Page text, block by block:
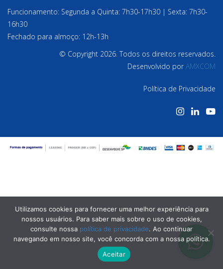
Funcionamento: Segunda a Quinta: 7h30-17h30 | Sexta: 7h30-
16h30
Fechado para almoço: 12h-13h
© Copyright 2026. Todos os direitos reservados.
Desenvolvido porAMXCOM
Política de Privacidade
Utilizamos cookies para fornecer uma melhor experiência para
nossos usuários. Para saber mais sobre o uso de cookies,
consulte nossa política de privacidade. Ao continuar
navegando em nosso site, você concorda com a nossa política.
Aceitar